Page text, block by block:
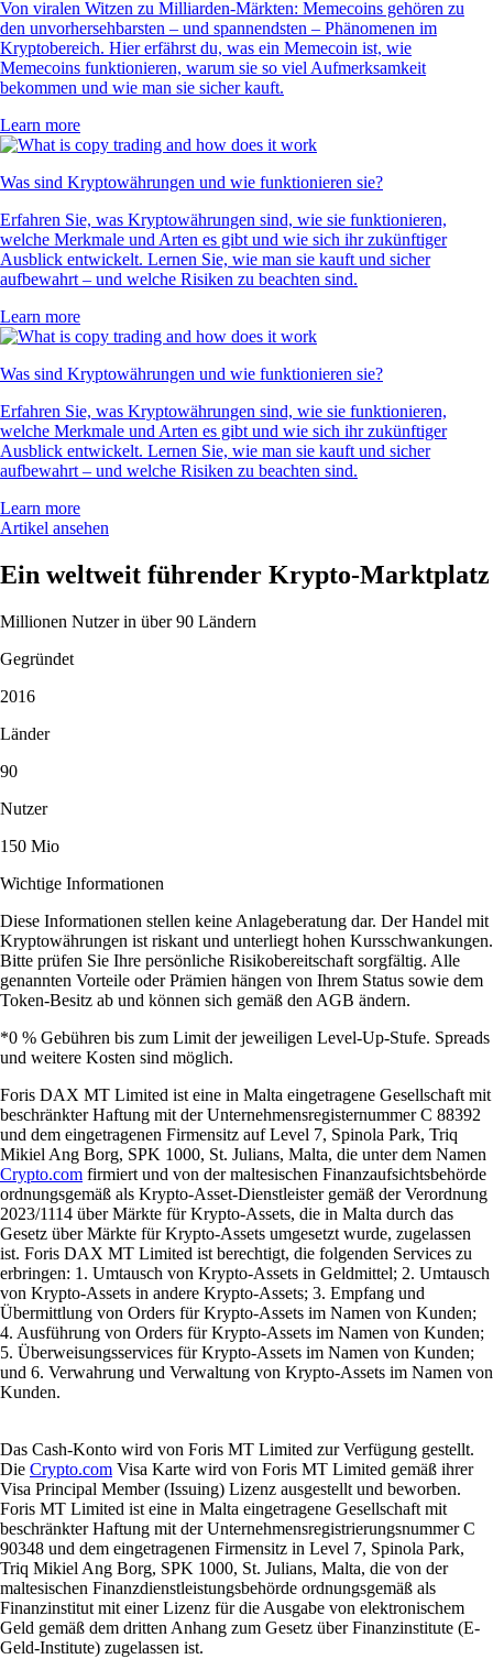
Von viralen Witzen zu Milliarden-Märkten: Memecoins gehören zu
den unvorhersehbarsten – und spannendsten – Phänomenen im
Kryptobereich. Hier erfährst du, was ein Memecoin ist, wie
Memecoins funktionieren, warum sie so viel Aufmerksamkeit
bekommen und wie man sie sicher kauft.
Learn more
Was sind Kryptowährungen und wie funktionieren sie?
Erfahren Sie, was Kryptowährungen sind, wie sie funktionieren,
welche Merkmale und Arten es gibt und wie sich ihr zukünftiger
Ausblick entwickelt. Lernen Sie, wie man sie kauft und sicher
aufbewahrt – und welche Risiken zu beachten sind.
Learn more
Was sind Kryptowährungen und wie funktionieren sie?
Erfahren Sie, was Kryptowährungen sind, wie sie funktionieren,
welche Merkmale und Arten es gibt und wie sich ihr zukünftiger
Ausblick entwickelt. Lernen Sie, wie man sie kauft und sicher
aufbewahrt – und welche Risiken zu beachten sind.
Learn more
Artikel ansehen
Ein weltweit führender Krypto-Marktplatz
Millionen Nutzer in über 90 Ländern
Gegründet
2016
Länder
90
Nutzer
150 Mio
Wichtige Informationen
Diese Informationen stellen keine Anlageberatung dar. Der Handel mit
Kryptowährungen ist riskant und unterliegt hohen Kursschwankungen.
Bitte prüfen Sie Ihre persönliche Risikobereitschaft sorgfältig. Alle
genannten Vorteile oder Prämien hängen von Ihrem Status sowie dem
Token-Besitz ab und können sich gemäß den AGB ändern.
*0 % Gebühren bis zum Limit der jeweiligen Level-Up-Stufe. Spreads
und weitere Kosten sind möglich.
Foris DAX MT Limited ist eine in Malta eingetragene Gesellschaft mit
beschränkter Haftung mit der Unternehmensregisternummer C 88392
und dem eingetragenen Firmensitz auf Level 7, Spinola Park, Triq
Mikiel Ang Borg, SPK 1000, St. Julians, Malta, die unter dem Namen
Crypto.com firmiert und von der maltesischen Finanzaufsichtsbehörde
ordnungsgemäß als Krypto-Asset-Dienstleister gemäß der Verordnung
2023/1114 über Märkte für Krypto-Assets, die in Malta durch das
Gesetz über Märkte für Krypto-Assets umgesetzt wurde, zugelassen
ist. Foris DAX MT Limited ist berechtigt, die folgenden Services zu
erbringen: 1. Umtausch von Krypto-Assets in Geldmittel; 2. Umtausch
von Krypto-Assets in andere Krypto-Assets; 3. Empfang und
Übermittlung von Orders für Krypto-Assets im Namen von Kunden;
4. Ausführung von Orders für Krypto-Assets im Namen von Kunden;
5. Überweisungsservices für Krypto-Assets im Namen von Kunden;
und 6. Verwahrung und Verwaltung von Krypto-Assets im Namen von
Kunden.
Das Cash-Konto wird von Foris MT Limited zur Verfügung gestellt.
Die Crypto.com Visa Karte wird von Foris MT Limited gemäß ihrer
Visa Principal Member (Issuing) Lizenz ausgestellt und beworben.
Foris MT Limited ist eine in Malta eingetragene Gesellschaft mit
beschränkter Haftung mit der Unternehmensregistrierungsnummer C
90348 und dem eingetragenen Firmensitz in Level 7, Spinola Park,
Triq Mikiel Ang Borg, SPK 1000, St. Julians, Malta, die von der
maltesischen Finanzdienstleistungsbehörde ordnungsgemäß als
Finanzinstitut mit einer Lizenz für die Ausgabe von elektronischem
Geld gemäß dem dritten Anhang zum Gesetz über Finanzinstitute (E-
Geld-Institute) zugelassen ist.